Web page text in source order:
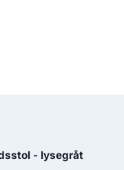
- lysegråt